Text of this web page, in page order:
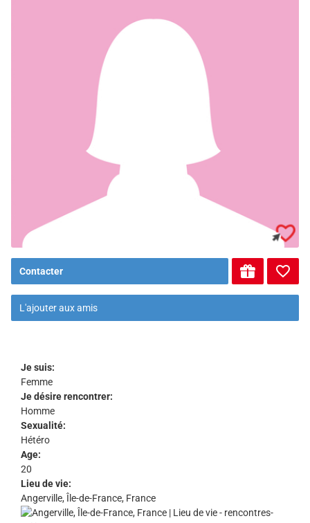
Contacter
L'ajouter aux amis
Je suis:
Femme
Je désire rencontrer:
Homme
Sexualité:
Hétéro
Age:
20
Lieu de vie:
Angerville, Île-de-France, France